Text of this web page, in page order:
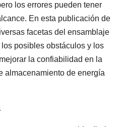
los errores pueden tener
En esta publicación de
facetas del ensamblaje
posibles obstáculos y los
la confiabilidad en la
almacenamiento de energía